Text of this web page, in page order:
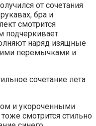
от сочетания
бра и
смотрится
подчеркивает
наряд изящные
перемычками и
и укороченными
смотрится стильно